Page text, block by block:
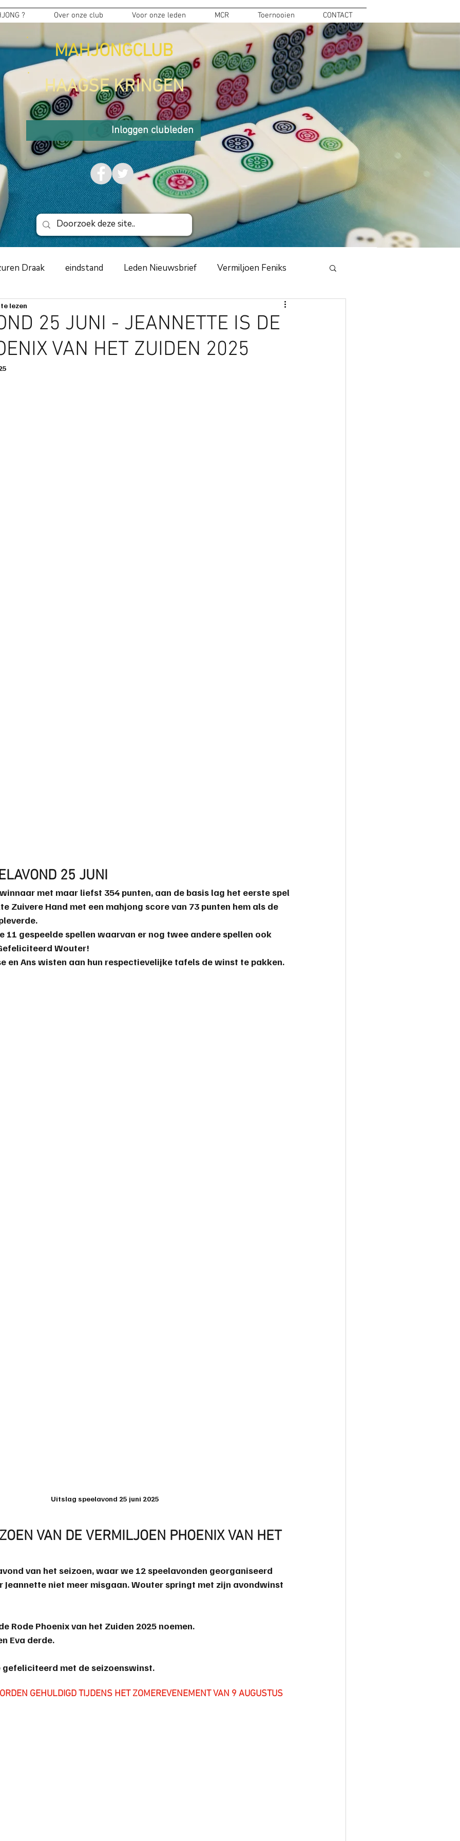
? Over onze club Voor onze leden MCR Toernooien CONTACT
MAHJONGCLUB
HAAGSE KRINGEN
Inloggen clubleden
Draak eindstand Leden Nieuwsbrief Vermiljoen Feniks
2019 zwarte schildpad 2020 Azuren Draak 2020
25 JUNI - JEANNETTE IS DE
VAN HET ZUIDEN 2025
lezen
25 JUNI
met maar liefst 354 punten, aan de basis lag het eerste spel
Zuivere Hand met een mahjong score van 73 punten hem als de
11 gespeelde spellen waarvan er nog twee andere spellen ook
Wouter!
en Ans wisten aan hun respectievelijke tafels de winst te pakken.
Uitslag speelavond 25 juni 2025
VAN DE VERMILJOEN PHOENIX VAN HET
van het seizoen, waar we 12 speelavonden georganiseerd
Jeannette niet meer misgaan. Wouter springt met zijn avondwinst
Rode Phoenix van het Zuiden 2025 noemen.
Eva derde.
gefeliciteerd met de seizoenswinst.
GEHULDIGD TIJDENS HET ZOMEREVENEMENT VAN 9 AUGUSTUS